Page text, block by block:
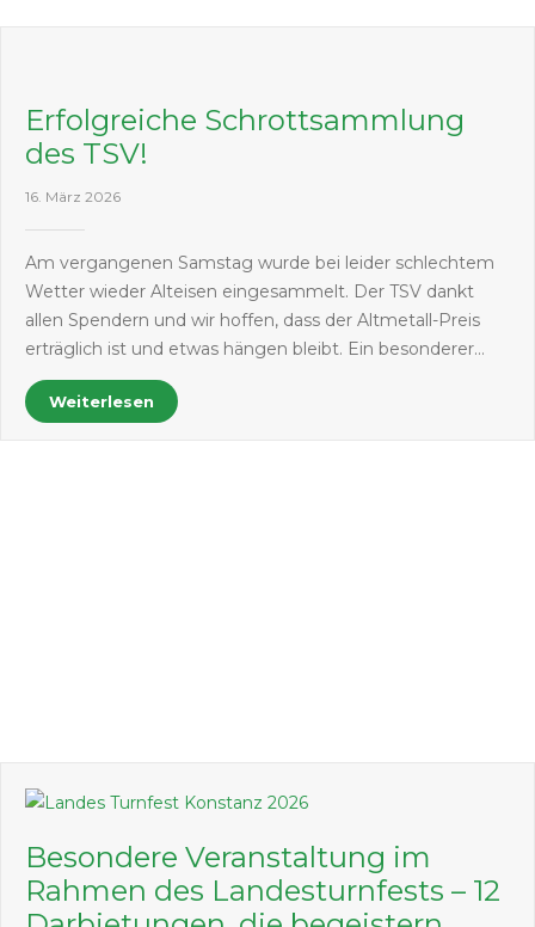
Erfolgreiche Schrottsammlung
des TSV!
16. März 2026
Am vergangenen Samstag wurde bei leider schlechtem
Wetter wieder Alteisen eingesammelt. Der TSV dankt
allen Spendern und wir hoffen, dass der Altmetall-Preis
erträglich ist und etwas hängen bleibt. Ein besonderer…
Weiterlesen
Besondere Veranstaltung im
Rahmen des Landesturnfests – 12